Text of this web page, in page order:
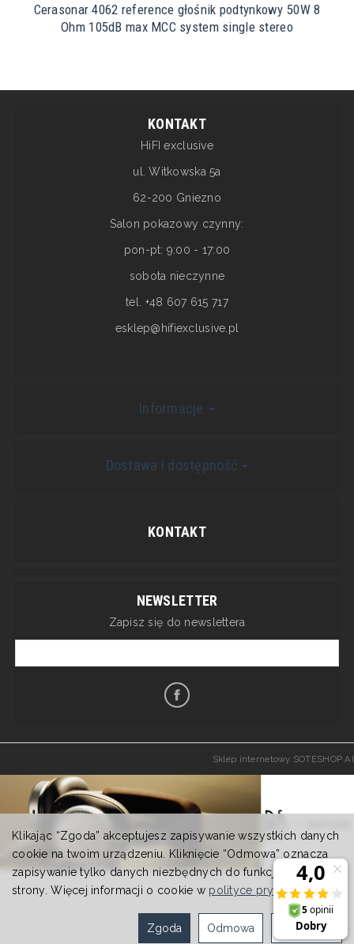
Cerasonar 4062 reference głośnik podtynkowy 50W 8
Ohm 105dB max MCC system single stereo
KONTAKT
HiFI exclusive
ul. Witkowska 5a
62-200 Gniezno
Salon pokazowy czynny:
pon-pt: 9:00 - 17:00
sobota nieczynne
tel. +48 607 615 717
esklep@hifiexclusive.pl
Informacje
Dostawa i dostępność
KONTAKT
NEWSLETTER
Zapisz się do newslettera
Sklep internetowy SOTESHOP AI
Klikając “Zgoda” akceptujesz zapisywanie wszystkich danych
cookie na twoim urządzeniu. Kliknięcie “Odmowa” oznacza
zapisywanie tylko danych niezbędnych do funkcjonowania
strony. Więcej informacji o cookie w polityce prywatności.
Ustawienia
Odmowa
Zgoda